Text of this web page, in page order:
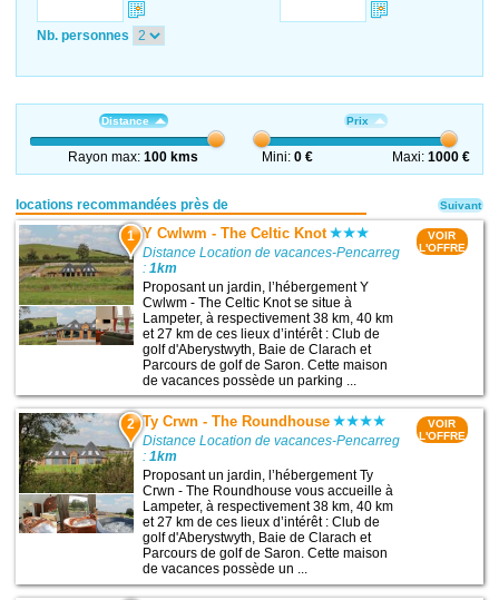
Nb. personnes
Distance
Rayon max:100 kms
Prix
Mini:0 € Maxi: 1000 €
locations recommandées près de
1 Y Cwlwm - The Celtic Knot
Distance Location de vacances-Pencarreg
:1km
Proposant un jardin, l’hébergement Y
Cwlwm - The Celtic Knot se situe à
Lampeter, à respectivement 38 km, 40 km
et 27 km de ces lieux d’intérêt : Club de
golf d'Aberystwyth, Baie de Clarach et
Parcours de golf de Saron. Cette maison
de vacances possède un parking ...
VOIR
L'OFFRE
2 Ty Crwn - The Roundhouse
Distance Location de vacances-Pencarreg
:1km
Proposant un jardin, l’hébergement Ty
Crwn - The Roundhouse vous accueille à
Lampeter, à respectivement 38 km, 40 km
et 27 km de ces lieux d’intérêt : Club de
golf d'Aberystwyth, Baie de Clarach et
Parcours de golf de Saron. Cette maison
de vacances possède un ...
VOIR
L'OFFRE
Suivant